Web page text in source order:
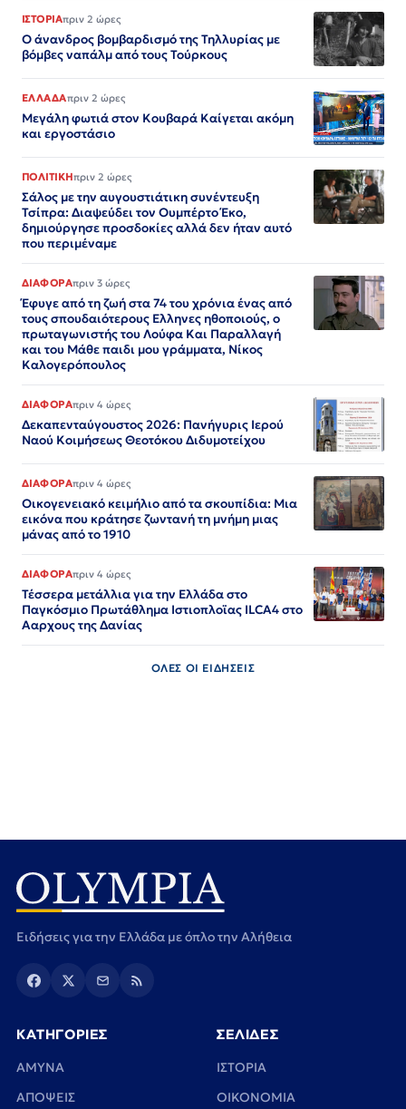
ΙΣΤΟΡΙΑπριν 2 ώρες
Ο άνανδρος βομβαρδισμό της Τηλλυρίας με
βόμβες ναπάλμ από τους Τούρκους
ΕΛΛΑΔΑπριν 2 ώρες
Μεγάλη φωτιά στον Κουβαρά Καίγεται ακόμη
και εργοστάσιο
ΠΟΛΙΤΙΚΗπριν 2 ώρες
Σάλος με την αυγουστιάτικη συνέντευξη
Τσίπρα: Διαψεύδει τον Ουμπέρτο Έκο,
δημιούργησε προσδοκίες αλλά δεν ήταν αυτό
που περιμέναμε
ΔΙΑΦΟΡΑπριν 3 ώρες
Έφυγε από τη ζωή στα 74 του χρόνια ένας από
τους σπουδαιότερους Ελληνες ηθοποιούς, ο
πρωταγωνιστής του Λούφα Και Παραλλαγή
και του Μάθε παιδι μου γράμματα, Νίκος
Καλογερόπουλος
ΔΙΑΦΟΡΑπριν 4 ώρες
Δεκαπενταύγουστος 2026: Πανήγυρις Ιερού
Ναού Κοιμήσεως Θεοτόκου Διδυμοτείχου
ΔΙΑΦΟΡΑπριν 4 ώρες
Οικογενειακό κειμήλιο από τα σκουπίδια: Μια
εικόνα που κράτησε ζωντανή τη μνήμη μιας
μάνας από το 1910
ΔΙΑΦΟΡΑπριν 4 ώρες
Τέσσερα μετάλλια για την Ελλάδα στο
Παγκόσμιο Πρωτάθλημα Ιστιοπλοϊας ILCA4 στο
Ααρχους της Δανίας
ΟΛΕΣ ΟΙ ΕΙΔΗΣΕΙΣ
Ειδήσεις για την Ελλάδα με όπλο την Αλήθεια
ΚΑΤΗΓΟΡΙΕΣ
ΑΜΥΝΑ
ΑΠΟΨΕΙΣ
ΣΕΛΙΔΕΣ
ΙΣΤΟΡΙΑ
ΟΙΚΟΝΟΜΙΑ